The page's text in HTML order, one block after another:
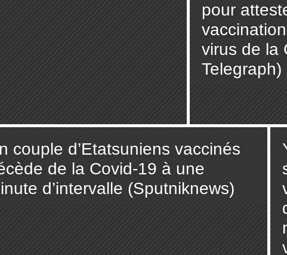
pour
virus de la
Telegraph)
couple d’Etatsuniens vaccinés
de la Covid-19 à une
d’intervalle (Sputniknews)